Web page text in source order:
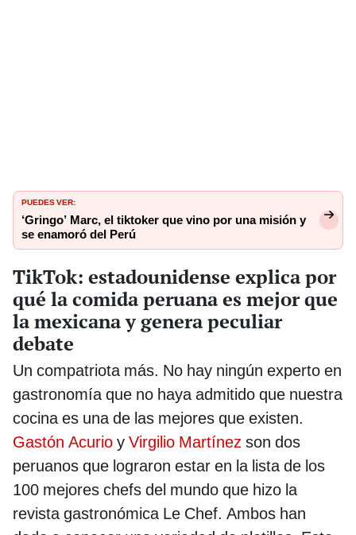
PUEDES VER:
‘Gringo’ Marc, el tiktoker que vino por una misión y
se enamoró del Perú
TikTok: estadounidense explica por
qué la comida peruana es mejor que
la mexicana y genera peculiar
debate
Un compatriota más. No hay ningún experto en
gastronomía que no haya admitido que nuestra
cocina es una de las mejores que existen.
Gastón Acurio y Virgilio Martínez son dos
peruanos que lograron estar en la lista de los
100 mejores chefs del mundo que hizo la
revista gastronómica Le Chef. Ambos han